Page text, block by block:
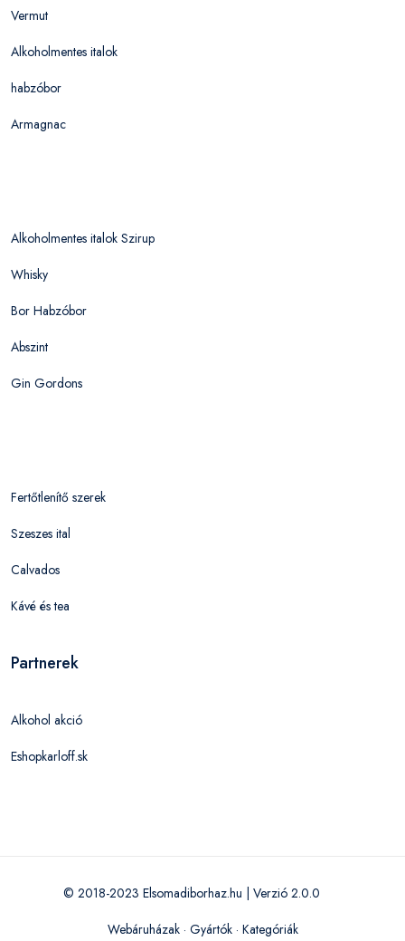
Vermut
Alkoholmentes italok
habzóbor
Armagnac
Alkoholmentes italok Szirup
Whisky
Bor Habzóbor
Abszint
Gin Gordons
Fertőtlenítő szerek
Szeszes ital
Calvados
Kávé és tea
Partnerek
Alkohol akció
Eshopkarloff.sk
© 2018-2023 Elsomadiborhaz.hu | Verzió 2.0.0
Webáruházak· Gyártók· Kategóriák